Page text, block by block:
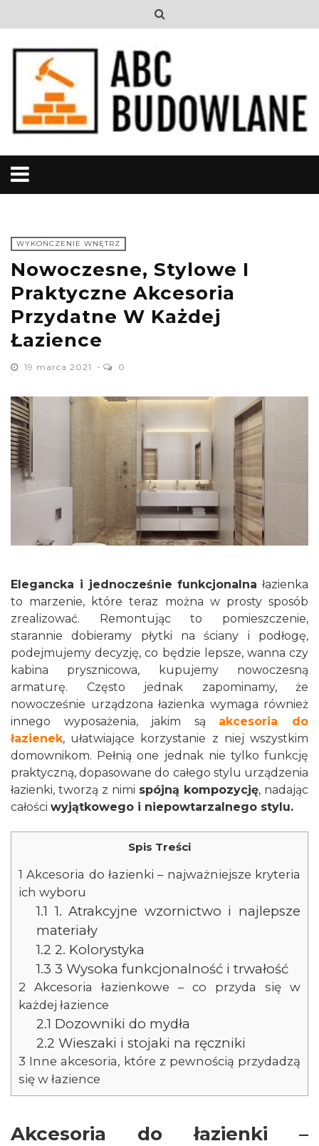
WYKOŃCZENIE WNĘTRZ
Nowoczesne, Stylowe I
Praktyczne Akcesoria
Przydatne W Każdej
Łazience
19 marca 2021 0
Elegancka i jednocześnie funkcjonalna łazienka
to marzenie, które teraz można w prosty sposób
zrealizować. Remontując to pomieszczenie,
starannie dobieramy płytki na ściany i podłogę,
podejmujemy decyzję, co będzie lepsze, wanna czy
kabina prysznicowa, kupujemy nowoczesną
armaturę. Często jednak zapominamy, że
nowocześnie urządzona łazienka wymaga również
innego wyposażenia, jakim są akcesoria do
łazienek, ułatwiające korzystanie z niej wszystkim
domownikom. Pełnią one jednak nie tylko funkcję
praktyczną, dopasowane do całego stylu urządzenia
łazienki, tworzą z nimi spójną kompozycję, nadając
całości wyjątkowego i niepowtarzalnego stylu.
Spis Treści
1 Akcesoria do łazienki – najważniejsze kryteria
ich wyboru
1.1 1. Atrakcyjne wzornictwo i najlepsze
materiały
1.2 2. Kolorystyka
1.3 3 Wysoka funkcjonalność i trwałość
2 Akcesoria łazienkowe – co przyda się w
każdej łazience
2.1 Dozowniki do mydła
2.2 Wieszaki i stojaki na ręczniki
3 Inne akcesoria, które z pewnością przydadzą
się w łazience
Akcesoria do łazienki –